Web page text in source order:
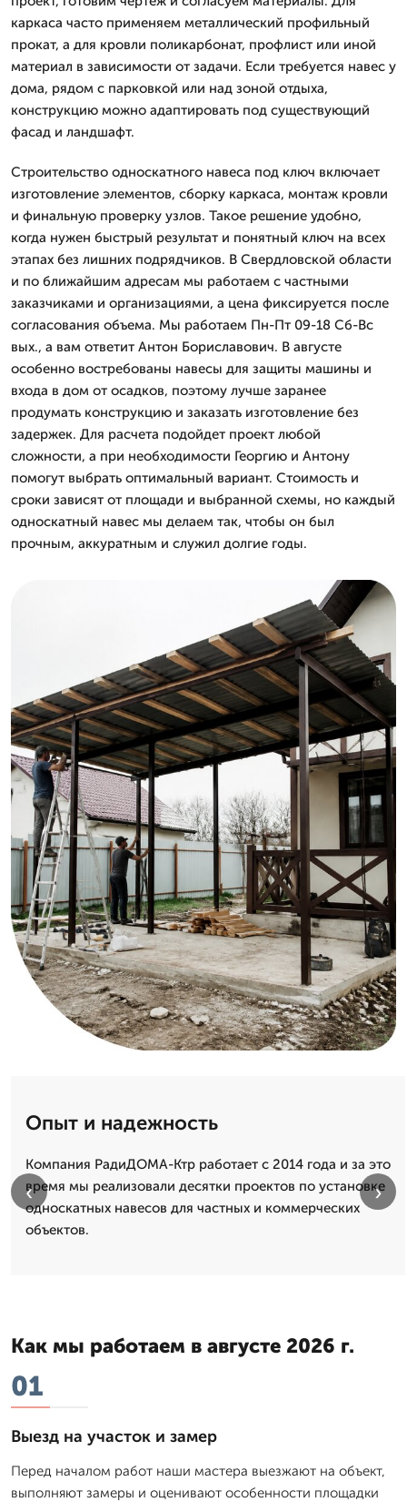
каркаса часто применяем металлический профильный
прокат, а для кровли поликарбонат, профлист или иной
материал в зависимости от задачи. Если требуется навес у
дома, рядом с парковкой или над зоной отдыха,
конструкцию можно адаптировать под существующий
фасад и ландшафт.
Строительство односкатного навеса под ключ включает
изготовление элементов, сборку каркаса, монтаж кровли
и финальную проверку узлов. Такое решение удобно,
когда нужен быстрый результат и понятный ключ на всех
этапах без лишних подрядчиков. В Свердловской области
и по ближайшим адресам мы работаем с частными
заказчиками и организациями, а цена фиксируется после
согласования объема. Мы работаем Пн-Пт 09-18 Сб-Вс
вых., а вам ответит Антон Бориславович. В августе
особенно востребованы навесы для защиты машины и
входа в дом от осадков, поэтому лучше заранее
продумать конструкцию и заказать изготовление без
задержек. Для расчета подойдет проект любой
сложности, а при необходимости Георгию и Антону
помогут выбрать оптимальный вариант. Стоимость и
сроки зависят от площади и выбранной схемы, но каждый
односкатный навес мы делаем так, чтобы он был
прочным, аккуратным и служил долгие годы.
Опыт и надежность
Компания РадиДОМА-Ктр работает с 2014 года и за это
время мы реализовали десятки проектов по установке
односкатных навесов для частных и коммерческих
объектов.
‹ ›
Как мы работаем в августе 2026 г.
01
Выезд на участок и замер
Перед началом работ наши мастера выезжают на объект,
выполняют замеры и оценивают особенности площадки